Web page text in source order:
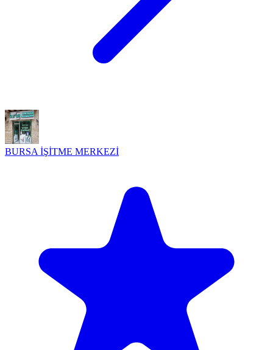
BURSA İŞİTME MERKEZİ